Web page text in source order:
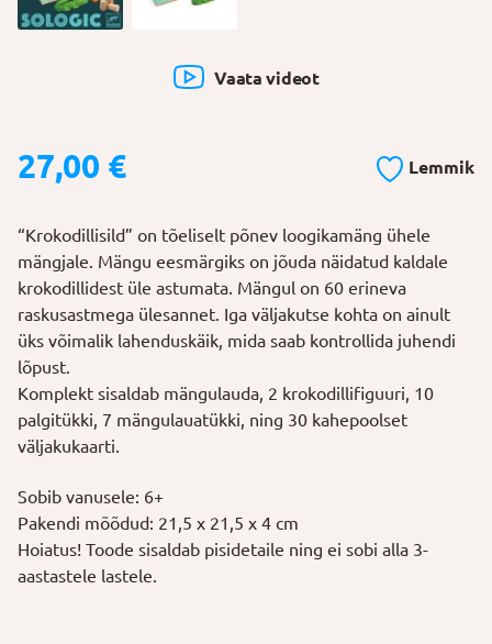
Vaata videot
27,00 € Lemmik
“Krokodillisild” on tõeliselt põnev loogikamäng ühele
mängjale. Mängu eesmärgiks on jõuda näidatud kaldale
krokodillidest üle astumata. Mängul on 60 erineva
raskusastmega ülesannet. Iga väljakutse kohta on ainult
üks võimalik lahenduskäik, mida saab kontrollida juhendi
lõpust.
Komplekt sisaldab mängulauda, 2 krokodillifiguuri, 10
palgitükki, 7 mängulauatükki, ning 30 kahepoolset
väljakukaarti.
Sobib vanusele: 6+
Pakendi mõõdud: 21,5 x 21,5 x 4 cm
Hoiatus! Toode sisaldab pisidetaile ning ei sobi alla 3-
aastastele lastele.